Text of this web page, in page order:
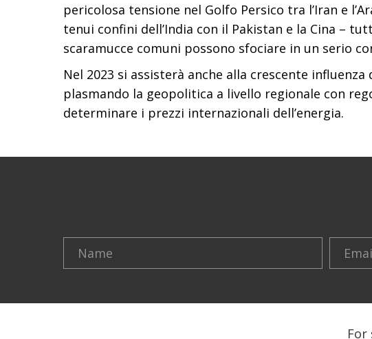
pericolosa tensione nel Golfo Persico tra l’Iran e
tenui confini dell’India con il Pakistan e la Cina –
scaramucce comuni possono sfociare in un serio
Nel 2023 si assisterà anche alla crescente
plasmando la geopolitica a livello regionale con
determinare i prezzi internazionali dell’energia.
For